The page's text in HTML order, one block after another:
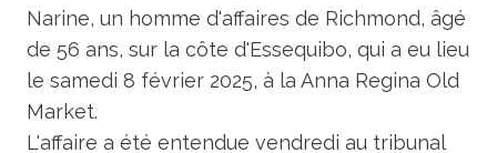
Narine, un homme d'affaires de Richmond, âgé
de 56 ans, sur la côte d'Essequibo, qui a eu lieu
le samedi 8 février 2025, à la Anna Regina Old
Market.
L'affaire a été entendue vendredi au tribunal